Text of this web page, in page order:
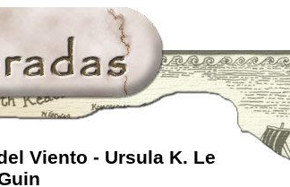
Viento - Ursula K. Le